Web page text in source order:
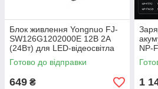
Блок живлення Yongnuo FJ-
SW126G1202000E 12В 2А
(24Вт) для LED-відеосвітла
Готово до відправки
649 ₴
NP-
NP-
з
1